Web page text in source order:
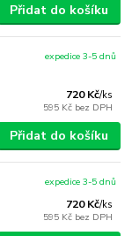
Přidat do košíku
720 Kč/ks
595 Kč bez DPH
expedice 3-5 dnů
Přidat do košíku
720 Kč/ks
595 Kč bez DPH
expedice 3-5 dnů